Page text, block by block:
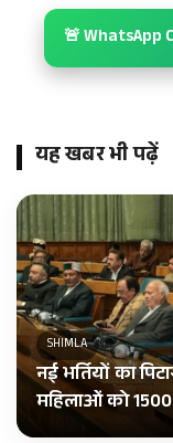
🚨 WhatsApp
यह खबर भी पढ़ें
SHIMLA
नई भर्तियों का
महिलाओं को